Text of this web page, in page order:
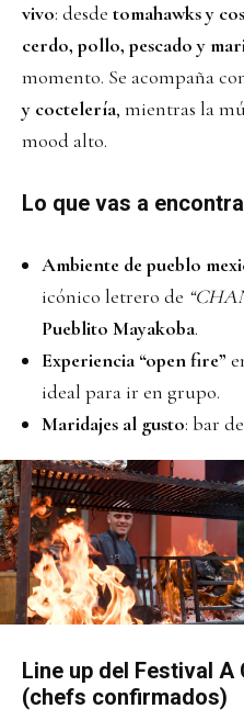
vivo: desde tomahawks y
cerdo, pollo, pescado y
momento. Se acompaña
y coctelería, mientras la
mood alto.
Lo que vas a
Ambiente de pueblo
icónico letrero de
Pueblito Mayakoba.
Experiencia “open fire”
ideal para ir en grupo.
Maridajes al gusto: bar
Line up del Festival A
(chefs confirmados)